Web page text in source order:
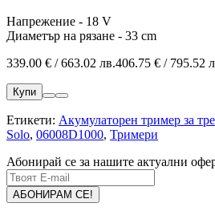
Напрежение - 18 V
Диаметър на рязане - 33 cm
339.00 € / 663.02 лв.406.75 € / 795.52
Купи
Етикети: Акумулаторен тример за
Solo, 06008D1000, Тримери
Абонирай се за нашите актуални